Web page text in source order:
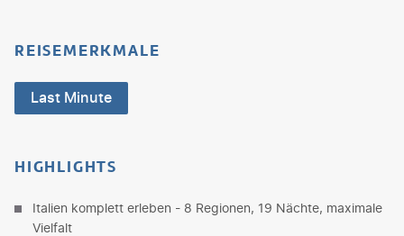
REISEMERKMALE
Last Minute
HIGHLIGHTS
Italien komplett erleben - 8 Regionen, 19 Nächte, maximale
Vielfalt